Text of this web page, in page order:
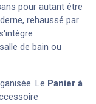
pour autant être
rehaussé par
de bain ou
Le Panier à